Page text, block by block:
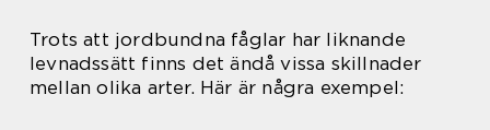
Trots att jordbundna fåglar har liknande
levnadssätt finns det ändå vissa skillnader
mellan olika arter. Här är några exempel: